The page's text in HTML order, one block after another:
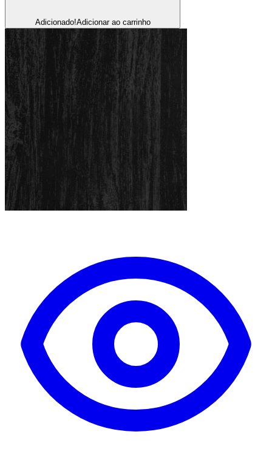
Adicionado!Adicionar ao carrinho